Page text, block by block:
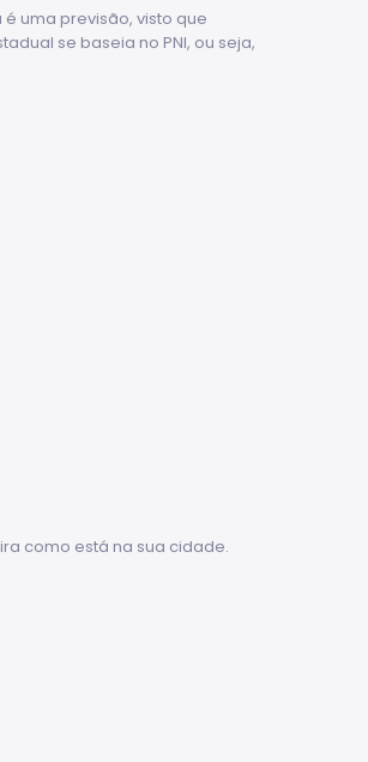
uma previsão, visto que
se baseia no PNI, ou seja,
como está na sua cidade.